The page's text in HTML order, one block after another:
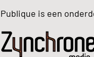
Publique is een